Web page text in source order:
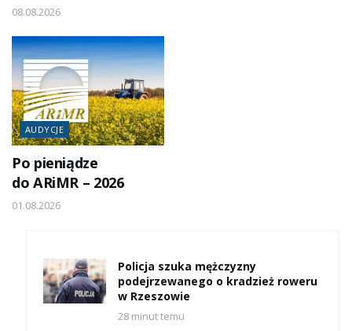
08.08.2026
AUDYCJE
Po pieniądze
do ARiMR – 2026
01.08.2026
Policja szuka mężczyzny
podejrzewanego o kradzież roweru
w Rzeszowie
28 minut temu